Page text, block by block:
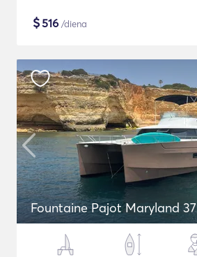
$516 /diena
Fountaine Pajot Maryland 37